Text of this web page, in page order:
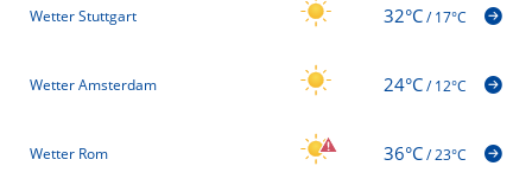
Wetter Stuttgart 32°C/17°C
Wetter Amsterdam 24°C/12°C
Wetter Rom 36°C/23°C